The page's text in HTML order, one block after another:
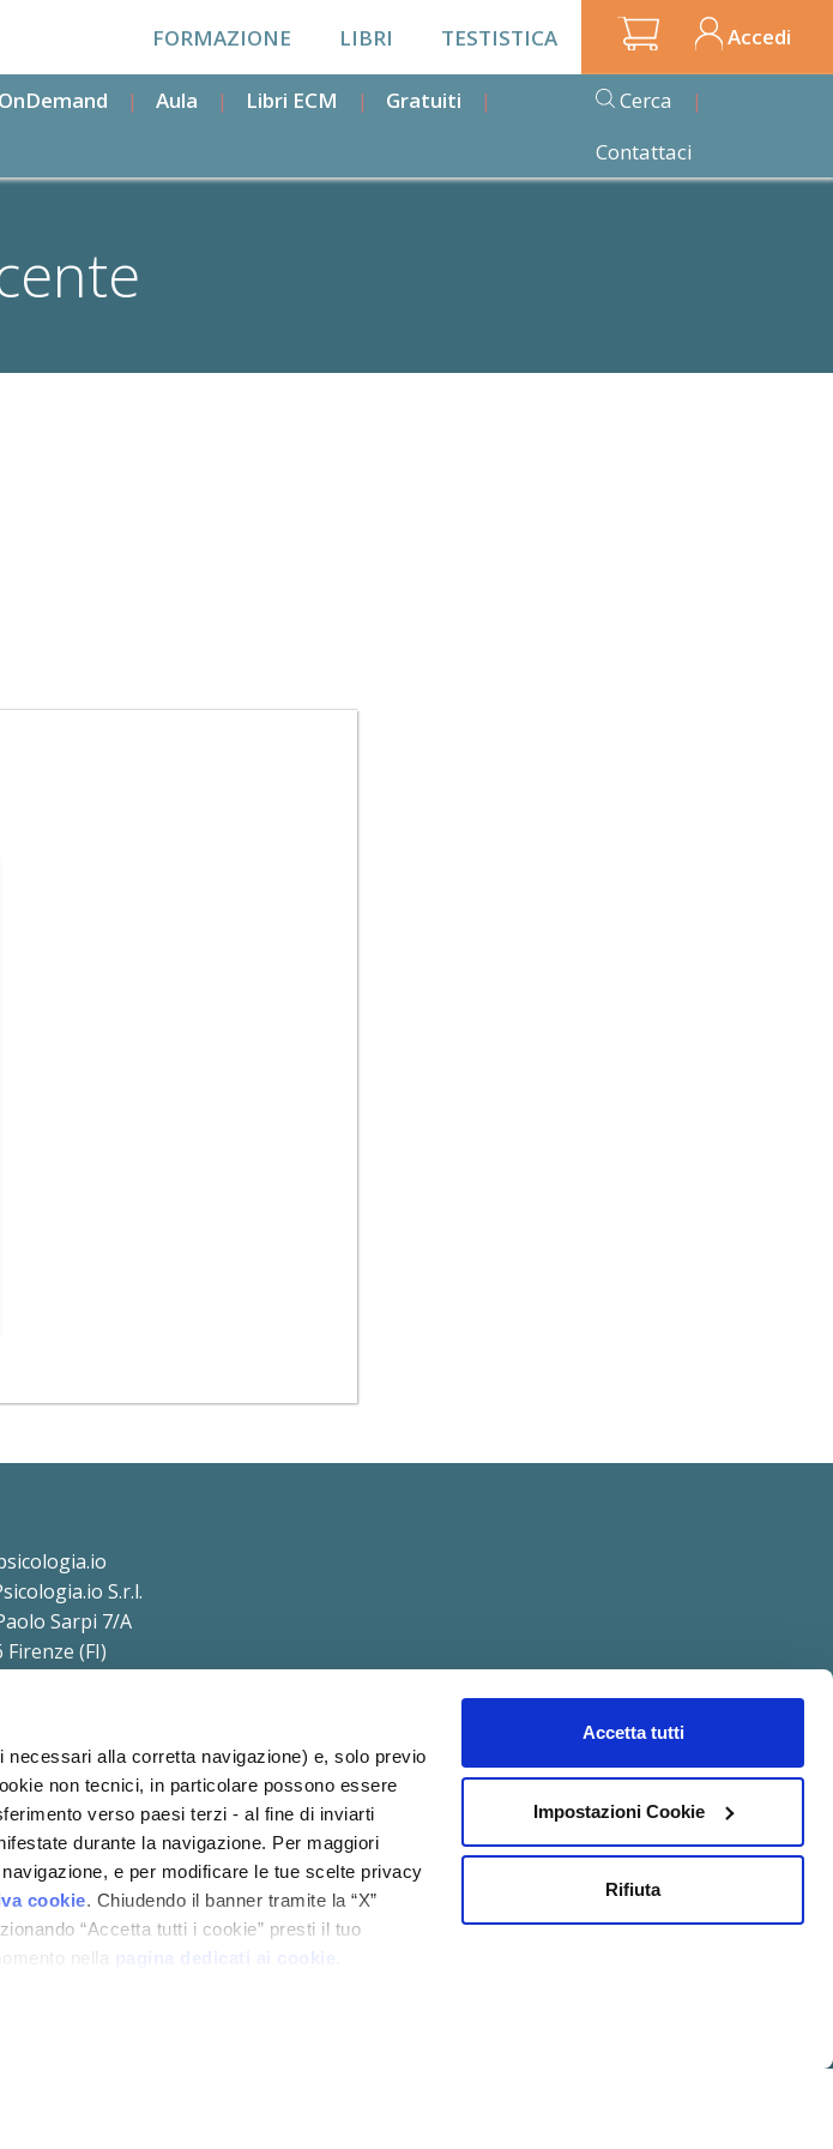
alla corretta navigazione) e, solo previo
non tecnici, in particolare possono essere
verso paesi terzi - al fine di inviarti
durante la navigazione. Per maggiori
e per modificare le tue scelte privacy
cookie. Chiudendo il banner tramite la “X”
“Accetta tutti i cookie” presti il tuo
nella
pagina dedicati ai cookie
Accetta tutti
Impostazioni Cookie
Rifiuta
FORMAZIONE LIBRI TESTISTICA Accedi
OnDemand Aula Libri ECM
Gratuiti
Cerca
Contattaci
S.r.l.
Sarpi 7/A
Firenze (FI)
di Holding Daniel S.r.l.